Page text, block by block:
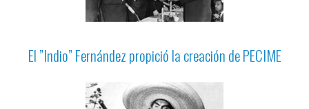
El ”Indio” Fernández propició la creación de PECIME